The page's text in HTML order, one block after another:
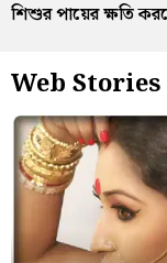
শিশুর পায়ের ক্ষতি
Web Stories